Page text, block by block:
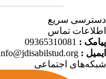
سریع
تماس
:
09365310081
:
info@jdisabilstud.org
اجتماعی